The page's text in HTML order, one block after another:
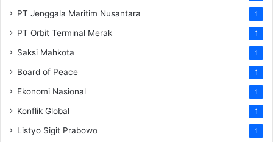
PT Jenggala Maritim Nusantara 1
PT Orbit Terminal Merak 1
Saksi Mahkota 1
Board of Peace 1
Ekonomi Nasional 1
Konflik Global 1
Listyo Sigit Prabowo 1